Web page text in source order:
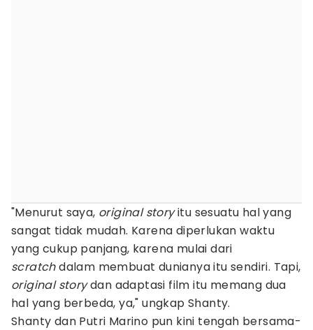
"Menurut saya, original storyitu sesuatu hal yang
sangat tidak mudah. Karena diperlukan waktu
yang cukup panjang, karena mulai dari
scratchdalam membuat dunianya itu sendiri. Tapi,
original storydan adaptasi film itu memang dua
hal yang berbeda, ya," ungkap Shanty.
Shanty dan Putri Marino pun kini tengah bersama-